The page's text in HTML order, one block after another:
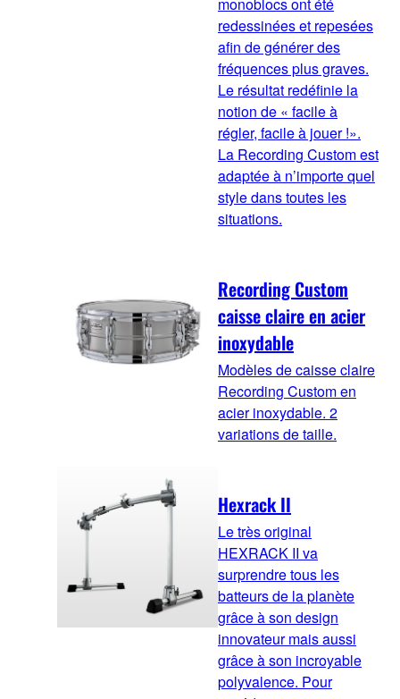
monoblocs ont été
redessinées et repesées
afin de générer des
fréquences plus graves.
Le résultat redéfinie la
notion de « facile à
régler, facile à jouer !».
La Recording Custom est
adaptée à n’importe quel
style dans toutes les
situations.
Recording Custom
caisse claire en acier
inoxydable
Modèles de caisse claire
Recording Custom en
acier inoxydable. 2
variations de taille.
Hexrack II
Le très original
HEXRACK II va
surprendre tous les
batteurs de la planète
grâce à son design
innovateur mais aussi
grâce à son incroyable
polyvalence. Pour